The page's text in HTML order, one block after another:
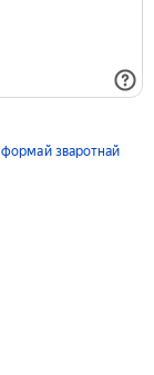
формай зваротнай